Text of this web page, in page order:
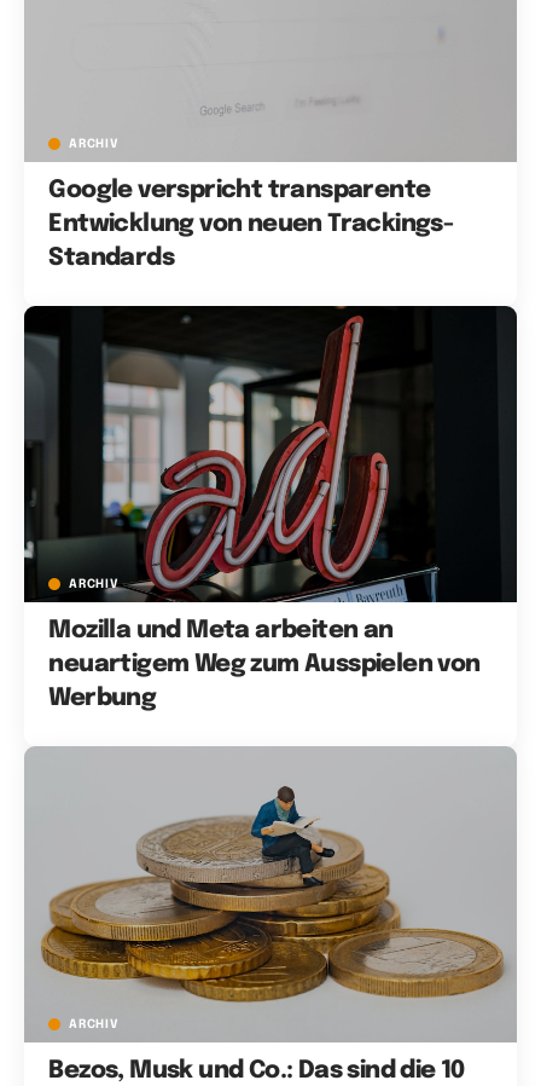
ARCHIV
Google verspricht transparente
Entwicklung von neuen Trackings-
Standards
ARCHIV
Mozilla und Meta arbeiten an
neuartigem Weg zum Ausspielen von
Werbung
ARCHIV
Bezos, Musk und Co.: Das sind die 10